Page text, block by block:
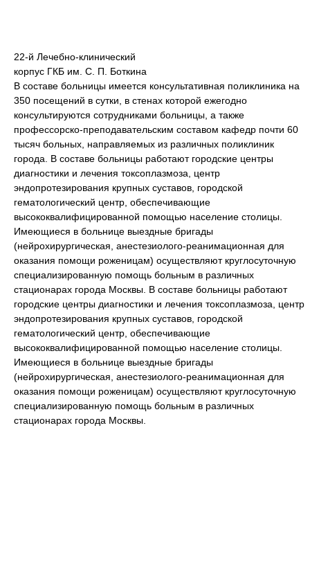
22-й Лечебно-клинический
корпус ГКБ им. С. П. Боткина
В составе больницы имеется консультативная поликлиника на
350 посещений в сутки, в стенах которой ежегодно
консультируются сотрудниками больницы, а также
профессорско-преподавательским составом кафедр почти 60
тысяч больных, направляемых из различных поликлиник
города. В составе больницы работают городские центры
диагностики и лечения токсоплазмоза, центр
эндопротезирования крупных суставов, городской
гематологический центр, обеспечивающие
высококвалифицированной помощью население столицы.
Имеющиеся в больнице выездные бригады
(нейрохирургическая, анестезиолого-реанимационная для
оказания помощи роженицам) осуществляют круглосуточную
специализированную помощь больным в различных
стационарах города Москвы. В составе больницы работают
городские центры диагностики и лечения токсоплазмоза, центр
эндопротезирования крупных суставов, городской
гематологический центр, обеспечивающие
высококвалифицированной помощью население столицы.
Имеющиеся в больнице выездные бригады
(нейрохирургическая, анестезиолого-реанимационная для
оказания помощи роженицам) осуществляют круглосуточную
специализированную помощь больным в различных
стационарах города Москвы.